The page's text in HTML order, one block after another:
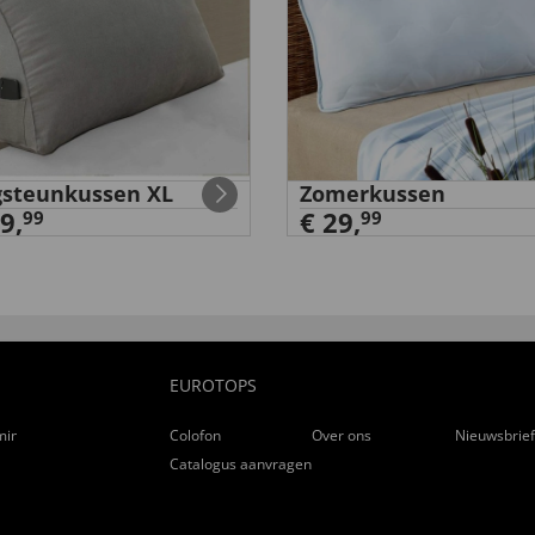
XL
99
Zomerkussen
€ 29,99
EUROTOPS
Colofon Over ons
Nieuwsbrief
Catalogus aanvragen